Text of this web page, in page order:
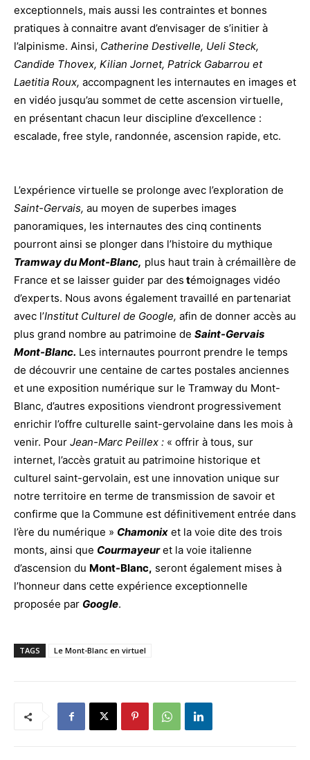
exceptionnels, mais aussi les contraintes et bonnes
pratiques à connaitre avant d’envisager de s’initier à
l’alpinisme. Ainsi, Catherine Destivelle, Ueli Steck,
Candide Thovex, Kilian Jornet, Patrick Gabarrou et
Laetitia Roux, accompagnent les internautes en images et
en vidéo jusqu’au sommet de cette ascension virtuelle,
en présentant chacun leur discipline d’excellence :
escalade, free style, randonnée, ascension rapide, etc.
L’expérience virtuelle se prolonge avec l’exploration de
Saint-Gervais, au moyen de superbes images
panoramiques, les internautes des cinq continents
pourront ainsi se plonger dans l’histoire du mythique
Tramway du Mont-Blanc, plus haut train à crémaillère de
France et se laisser guider par des témoignages vidéo
d’experts. Nous avons également travaillé en partenariat
avec l’Institut Culturel de Google, afin de donner accès au
plus grand nombre au patrimoine de Saint-Gervais
Mont-Blanc. Les internautes pourront prendre le temps
de découvrir une centaine de cartes postales anciennes
et une exposition numérique sur le Tramway du Mont-
Blanc, d’autres expositions viendront progressivement
enrichir l’offre culturelle saint-gervolaine dans les mois à
venir. Pour Jean-Marc Peillex : « offrir à tous, sur
internet, l’accès gratuit au patrimoine historique et
culturel saint-gervolain, est une innovation unique sur
notre territoire en terme de transmission de savoir et
confirme que la Commune est définitivement entrée dans
l’ère du numérique » Chamonix et la voie dite des trois
monts, ainsi que Courmayeuret la voie italienne
d’ascension du Mont-Blanc, seront également mises à
l’honneur dans cette expérience exceptionnelle
proposée par Google.
TAGS Le Mont-Blanc en virtuel